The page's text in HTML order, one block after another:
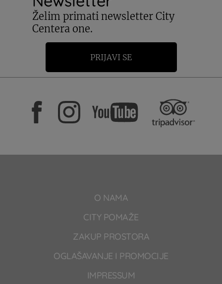
Želim primati newsletter City
Centera one.
PRIJAVI SE
O NAMA
CITY POMAŽE
ZAKUP PROSTORA
OGLAŠAVANJE I PROMOCIJE
IMPRESSUM